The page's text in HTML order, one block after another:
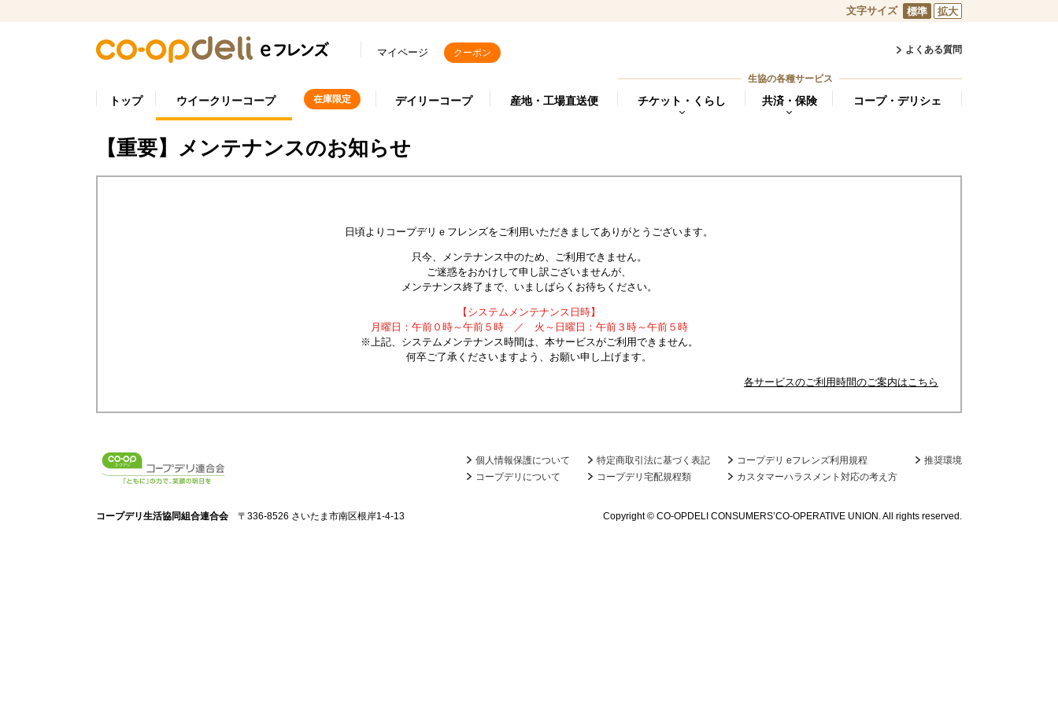
文字サイズ 標準 拡大
マイページ クーポン よくある質問
生協の各種サービス
トップ ウイークリーコープ 在庫限定 デイリーコープ 産地・工場直送便 チケット・くらし 共済・保険 コープ・デリシェ
【重要】メンテナンスのお知らせ
日頃よりコープデリｅフレンズをご利用いただきましてありがとうございます。
只今、メンテナンス中のため、ご利用できません。
ご迷惑をおかけして申し訳ございませんが、
メンテナンス終了まで、いましばらくお待ちください。
【システムメンテナンス日時】
月曜日：午前０時～午前５時 ／ 火～日曜日：午前３時～午前５時
※上記、システムメンテナンス時間は、本サービスがご利用できません。
何卒ご了承くださいますよう、お願い申し上げます。
各サービスのご利用時間のご案内はこちら
個人情報保護について
コープデリについて
特定商取引法に基づく表記
コープデリ宅配規程類
コープデリ eフレンズ利用規程
カスタマーハラスメント対応の考え方
推奨環境
コープデリ生活協同組合連合会 〒336-8526 さいたま市南区根岸1-4-13 Copyright © CO-OPDELI CONSUMERS’CO-OPERATIVE UNION. All rights reserved.